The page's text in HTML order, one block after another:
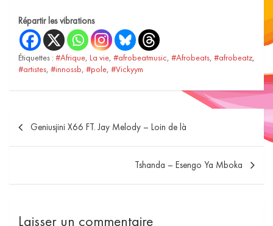
Répartir les vibrations
Étiquettes : #Afrique, La vie, #afrobeatmusic, #Afrobeats, #afrobeatz,
#artistes, #innossb, #pole, #Vickyym
Geniusjini X66 FT. Jay Melody – Loin de là
Tshanda – Esengo Ya Mboka
Laisser un commentaire